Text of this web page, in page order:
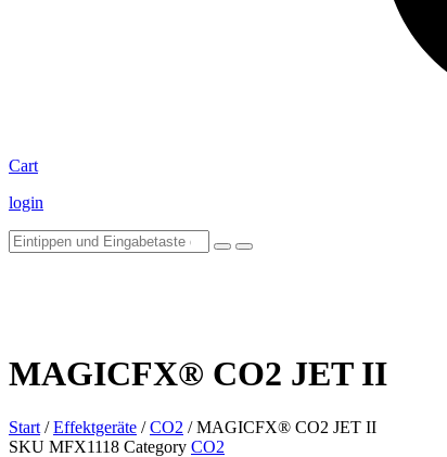
Cart
login
MAGICFX® CO2 JET II
Start /Effektgeräte /CO2 / MAGICFX® CO2 JET II
SKU MFX1118 Category CO2